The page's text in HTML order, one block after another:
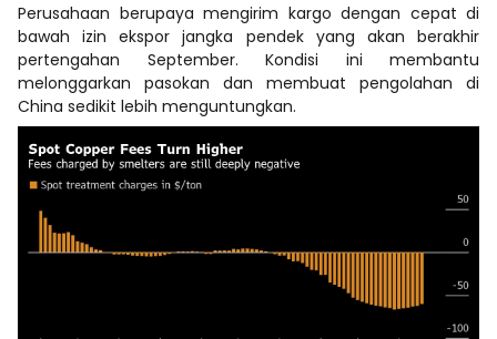
Perusahaan berupaya mengirim kargo dengan cepat di
bawah izin ekspor jangka pendek yang akan berakhir
pertengahan September. Kondisi ini membantu
melonggarkan pasokan dan membuat pengolahan di
China sedikit lebih menguntungkan.